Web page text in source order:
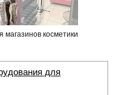
косметики
для